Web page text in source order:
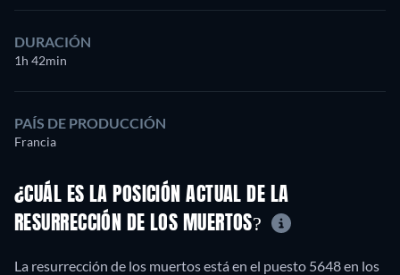
DURACIÓN
1h 42min
PAÍS DE PRODUCCIÓN
Francia
¿CUÁL ES LA POSICIÓN ACTUAL DE LA
RESURRECCIÓN DE LOS MUERTOS?
La resurrección de los muertos está en el puesto 5648 en los